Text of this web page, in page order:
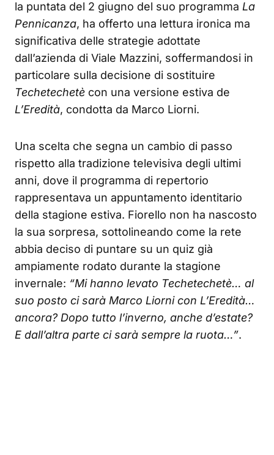
la puntata del 2 giugno del suo programma La
Pennicanza, ha offerto una lettura ironica ma
significativa delle strategie adottate
dall’azienda di Viale Mazzini, soffermandosi in
particolare sulla decisione di sostituire
Techetechetè con una versione estiva de
L’Eredità, condotta da Marco Liorni.
Una scelta che segna un cambio di passo
rispetto alla tradizione televisiva degli ultimi
anni, dove il programma di repertorio
rappresentava un appuntamento identitario
della stagione estiva. Fiorello non ha nascosto
la sua sorpresa, sottolineando come la rete
abbia deciso di puntare su un quiz già
ampiamente rodato durante la stagione
invernale: “Mi hanno levato Techetechetè… al
suo posto ci sarà Marco Liorni con L’Eredità…
ancora? Dopo tutto l’inverno, anche d’estate?
E dall’altra parte ci sarà sempre la ruota…”.